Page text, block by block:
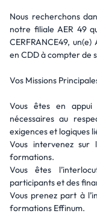
Nous recherchons
notre filiale AER 49
CERFRANCE49,
en CDD à compter de
Vos Missions
Vous êtes en appui
nécessaires au
exigences et logiques
Vous intervenez
formations.
Vous êtes
participants et des
Vous prenez part à
formations Effinum.